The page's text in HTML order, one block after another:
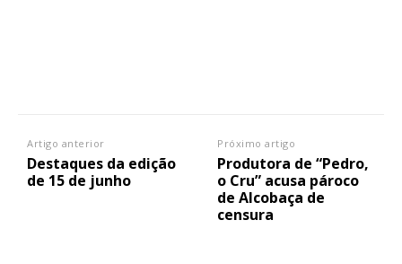
Artigo anterior
Destaques da edição
de 15 de junho
Próximo artigo
Produtora de “Pedro,
o Cru” acusa pároco
de Alcobaça de
censura